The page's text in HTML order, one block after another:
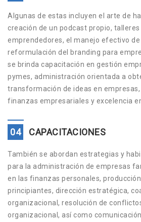
Algunas de estas incluyen el arte de
creación de un podcast propio,
emprendedores, el manejo efectivo de
reformulación del branding para
se brinda capacitación en gestión
pymes, administración orientada a
transformación de ideas en
finanzas empresariales y excelencia
04 CAPACITACIONES
También se abordan estrategias y
para la administración de empresas
en las finanzas personales,
principiantes, dirección estratégica,
organizacional, resolución de
organizacional, así como